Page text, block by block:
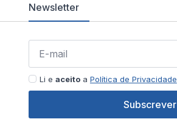
Newsletter
Li e aceitoa Política de Privacidade
Subscrever